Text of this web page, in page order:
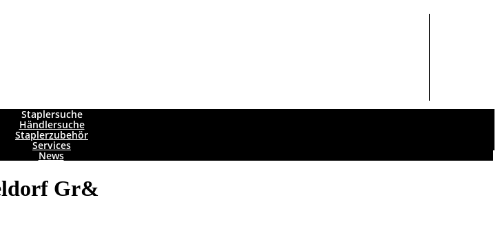
Staplersuche
Händlersuche
Staplerzubehör
Services
News
Gr&